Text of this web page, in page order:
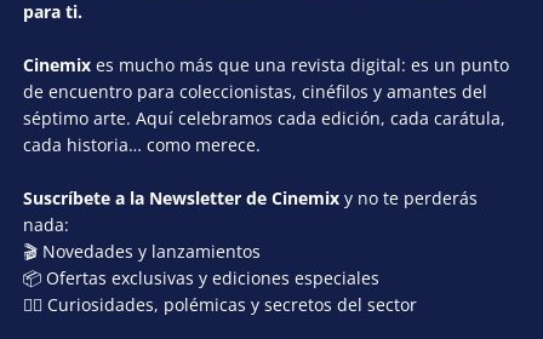
para ti.
Cinemix es mucho más que una revista digital: es un punto
de encuentro para coleccionistas, cinéfilos y amantes del
séptimo arte. Aquí celebramos cada edición, cada carátula,
cada historia… como merece.
Suscríbete a la Newsletter de Cinemix y no te perderás
nada:
🎬 Novedades y lanzamientos
📦 Ofertas exclusivas y ediciones especiales
🕵️‍♂️ Curiosidades, polémicas y secretos del sector